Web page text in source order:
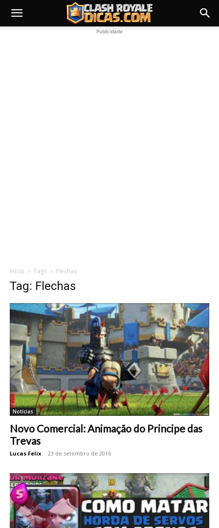
Publicidade
Início Tags Flechas
Tag: Flechas
Notícias
Novo Comercial: Animação do Principe das
Trevas
Lucas Felix - 23 de setembro de 2016